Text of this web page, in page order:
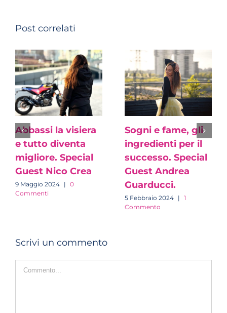
Post correlati
Abbassi la visiera
e tutto diventa
migliore. Special
Guest Nico Crea
9 Maggio 2024 | 0
Commenti
Sogni e fame, gli
ingredienti per il
successo. Special
Guest Andrea
Guarducci.
5 Febbraio 2024 | 1
Commento
Scrivi un commento